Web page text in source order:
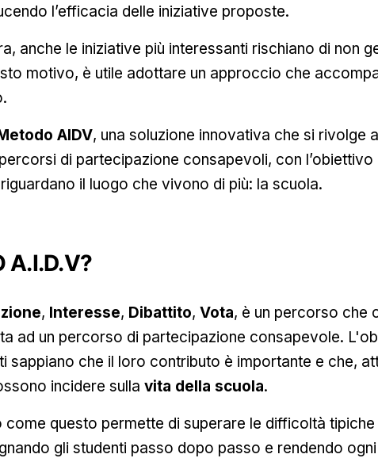
l’efficacia delle iniziative proposte.
anche le iniziative più interessanti rischiano di non
motivo, è utile adottare un approccio che
AIDV, una soluzione innovativa che si rivolge
di partecipazione consapevoli, con
il luogo che vivono di più: la scuola.
A.I.D.V?
, Interesse, Dibattito,Vota, è un percorso che
ad un percorso di partecipazione consapevole.
sappiano che il loro contributo è importante e che,
incidere sullavita della scuola.
questo permette di superare le difficoltà tipiche
gli studenti passo dopo passo e rendendo